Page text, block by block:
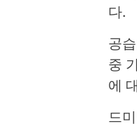
다.
공
중
에
드